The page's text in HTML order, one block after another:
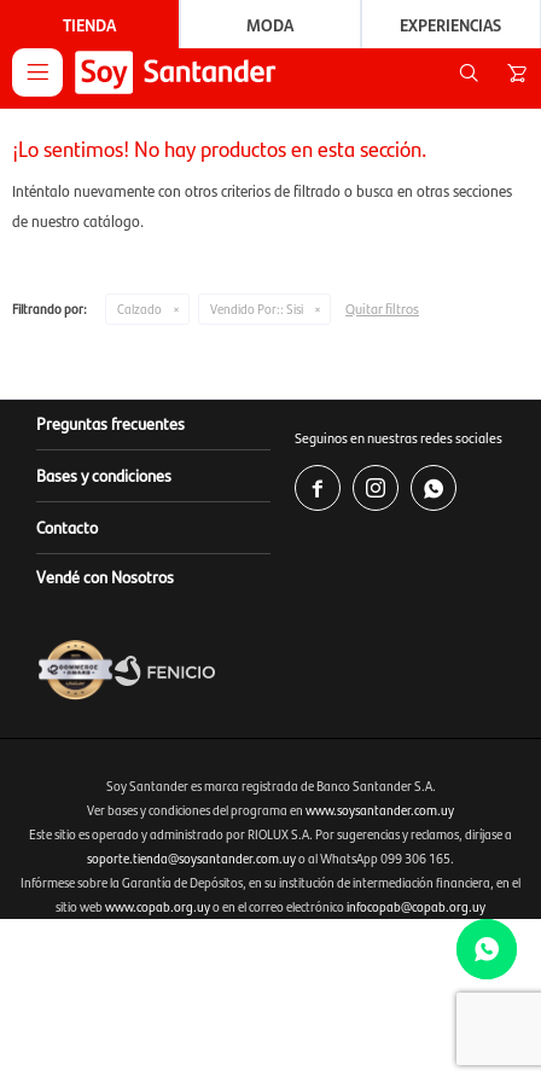
TIENDA MODA EXPERIENCIAS

¡Lo sentimos! No hay productos en esta sección.
Inténtalo nuevamente con otros criterios de filtrado o busca en otras secciones
de nuestro catálogo.
Filtrando por: Calzado Vendido Por:: Sisi Quitar filtros
Preguntas frecuentes
Bases y condiciones
Contacto
Vendé con Nosotros
Seguinos en nuestras redes sociales
  
Fenicio eCommerce Uruguay
Soy Santander es marca registrada de Banco Santander S.A.
Ver bases y condiciones del programa en www.soysantander.com.uy
Este sitio es operado y administrado por RIOLUX S.A. Por sugerencias y reclamos, diríjase a
soporte.tienda@soysantander.com.uyo al WhatsApp 099 306 165.
Infórmese sobre la Garantía de Depósitos, en su institución de intermediación financiera, en el
sitio webwww.copab.org.uyo en el correo electrónicoinfocopab@copab.org.uy